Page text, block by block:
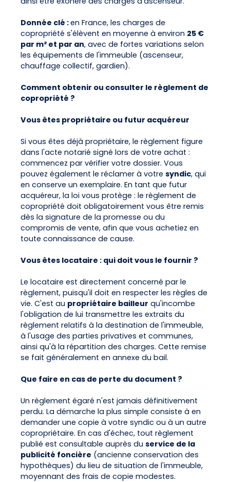
Donnée clé :en France, les charges de
copropriété s'élèvent en moyenne à environ 25 €
par m² et par an, avec de fortes variations selon
les équipements de l'immeuble (ascenseur,
chauffage collectif, gardien).
Comment obtenir ou consulter le règlement de
copropriété ?
Vous êtes propriétaire ou futur acquéreur
Si vous êtes déjà propriétaire, le règlement figure
dans l'acte notarié signé lors de votre achat :
commencez par vérifier votre dossier. Vous
pouvez également le réclamer à votre syndic, qui
en conserve un exemplaire. En tant que futur
acquéreur, la loi vous protège : le règlement de
copropriété doit obligatoirement vous être remis
dès la signature de la promesse ou du
compromis de vente, afin que vous achetiez en
toute connaissance de cause.
Vous êtes locataire : qui doit vous le fournir ?
Le locataire est directement concerné par le
règlement, puisqu'il doit en respecter les règles de
vie. C'est au propriétaire bailleur qu'incombe
l'obligation de lui transmettre les extraits du
règlement relatifs à la destination de l'immeuble,
à l'usage des parties privatives et communes,
ainsi qu'à la répartition des charges. Cette remise
se fait généralement en annexe du bail.
Que faire en cas de perte du document ?
Un règlement égaré n'est jamais définitivement
perdu. La démarche la plus simple consiste à en
demander une copie à votre syndic ou à un autre
copropriétaire. En cas d'échec, tout règlement
publié est consultable auprès du service de la
publicité foncière (ancienne conservation des
hypothèques) du lieu de situation de l'immeuble,
moyennant des frais de copie modestes.